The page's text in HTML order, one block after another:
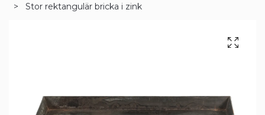
Stor rektangulär bricka i zink